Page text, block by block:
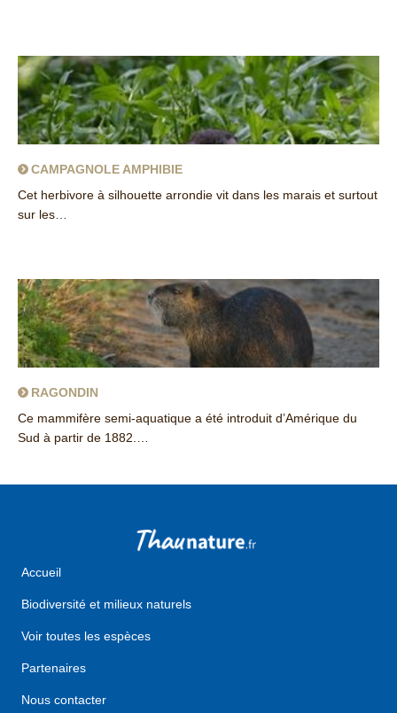
CAMPAGNOLE AMPHIBIE
Cet herbivore à silhouette arrondie vit dans les marais et surtout
sur les…
RAGONDIN
Ce mammifère semi-aquatique a été introduit d’Amérique du
Sud à partir de 1882.…
Accueil
Biodiversité et milieux naturels
Voir toutes les espèces
Partenaires
Nous contacter